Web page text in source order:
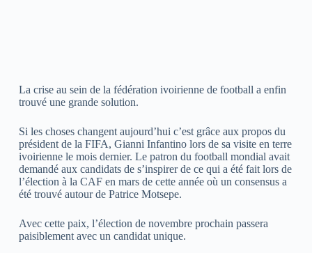
La crise au sein de la fédération ivoirienne de football a enfin
trouvé une grande solution.
Si les choses changent aujourd’hui c’est grâce aux propos du
président de la FIFA, Gianni Infantino lors de sa visite en terre
ivoirienne le mois dernier. Le patron du football mondial avait
demandé aux candidats de s’inspirer de ce qui a été fait lors de
l’élection à la CAF en mars de cette année où un consensus a
été trouvé autour de Patrice Motsepe.
Avec cette paix, l’élection de novembre prochain passera
paisiblement avec un candidat unique.